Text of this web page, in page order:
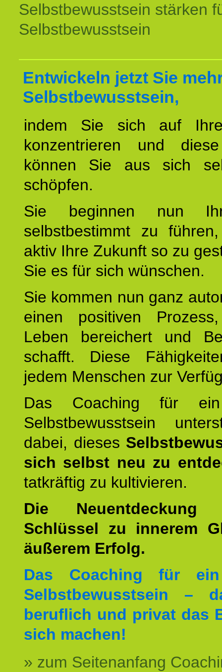
Selbstbewusstsein stärken
Selbstbewusstsein
Entwickeln jetzt Sie
Selbstbewusstsein,
indem Sie sich auf
konzentrieren und
können Sie aus sich
schöpfen.
Sie beginnen nun
selbstbestimmt zu
aktiv Ihre Zukunft so zu
Sie es für sich wünschen.
Sie kommen nun ganz
einen positiven
Leben bereichert und
schafft. Diese
jedem Menschen zur
Das Coaching für
Selbstbewusstsein
dabei, dieses
sich selbst neu zu
tatkräftig zu kultivieren.
Die
Schlüssel zu innerem
äußerem Erfolg.
Das Coaching für
Selbstbewusstsein –
beruflich und privat das
sich machen!
» zum Seitenanfang